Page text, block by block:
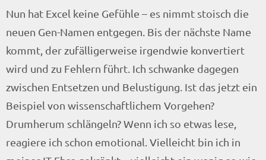
Nun hat Excel keine Gefühle – es nimmt stoisch die
neuen Gen-Namen entgegen. Bis der nächste Name
kommt, der zufälligerweise irgendwie konvertiert
wird und zu Fehlern führt. Ich schwanke dagegen
zwischen Entsetzen und Belustigung. Ist das jetzt ein
Beispiel von wissenschaftlichem Vorgehen?
Drumherum schlängeln? Wenn ich so etwas lese,
reagiere ich schon emotional. Vielleicht bin ich in